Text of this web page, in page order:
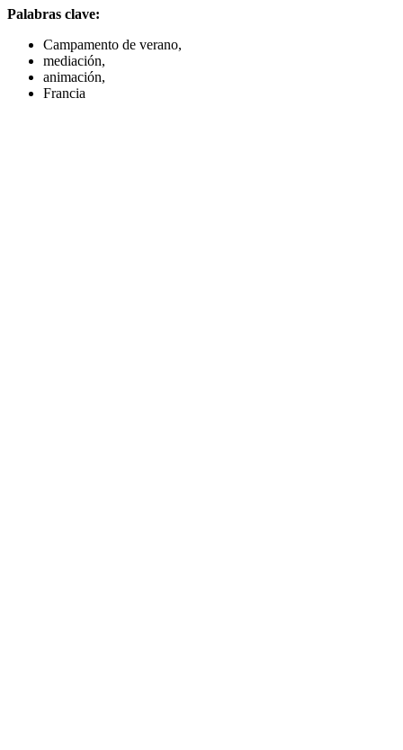
Palabras clave:
Campamento de verano,
mediación,
animación,
Francia